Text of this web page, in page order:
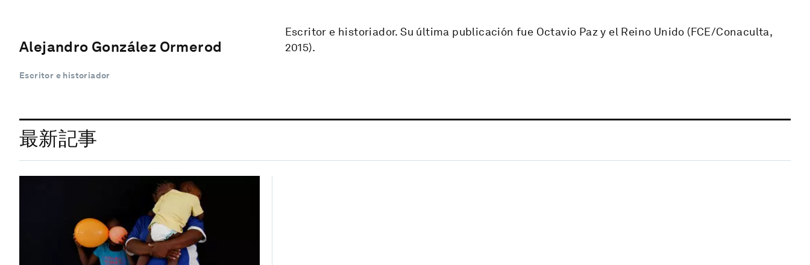
Alejandro González Ormerod
Escritor e historiador
Escritor e historiador. Su última publicación fue Octavio Paz y el Reino Unido (FCE/Conaculta,
2015).
最新記事